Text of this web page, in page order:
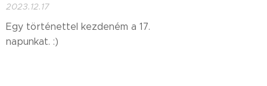
2023.12.17
Egy történettel kezdeném a 17.
napunkat. :)